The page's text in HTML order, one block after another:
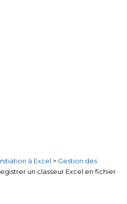
à Excel > Gestion des
un classeur Excel en fichier